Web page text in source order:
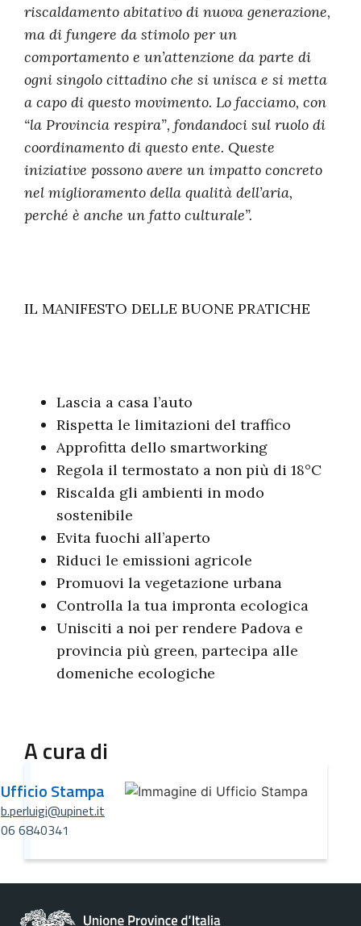
riscaldamento abitativo di nuova generazione,
ma di fungere da stimolo per un
comportamento e un’attenzione da parte di
ogni singolo cittadino che si unisca e si metta
a capo di questo movimento. Lo facciamo, con
“la Provincia respira”, fondandoci sul ruolo di
coordinamento di questo ente. Queste
iniziative possono avere un impatto concreto
nel miglioramento della qualità dell’aria,
perché è anche un fatto culturale”.
IL MANIFESTO DELLE BUONE PRATICHE
Lascia a casa l’auto
Rispetta le limitazioni del traffico
Approfitta dello smartworking
Regola il termostato a non più di 18°C
Riscalda gli ambienti in modo
sostenibile
Evita fuochi all’aperto
Riduci le emissioni agricole
Promuovi la vegetazione urbana
Controlla la tua impronta ecologica
Unisciti a noi per rendere Padova e
provincia più green, partecipa alle
domeniche ecologiche
A cura di
Ufficio Stampa
b.perluigi@upinet.it
06 6840341